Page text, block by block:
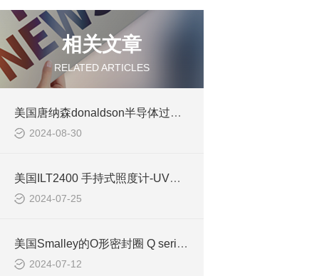
相关文章
RELATED ARTICLES
美国唐纳森donaldson半导体过滤器的产品介绍
2024-08-30
美国ILT2400 手持式照度计-UV辐射度计(有NIST报告)的介绍
2024-07-25
美国Smalley的O形密封圈 Q series应用和特性介绍
2024-07-12